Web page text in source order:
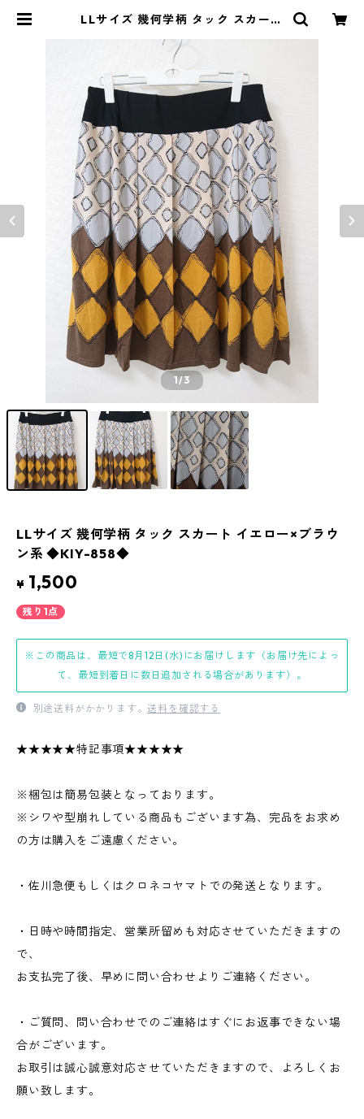
LLサイズ 幾何学柄 タック スカート
| DOLUCK PRODUCE
1/3
LLサイズ 幾何学柄 タック スカート イエロー×ブラウ
ン系 ◆KIY-858◆
¥ 1,500
残り1点
※この商品は、最短で8月12日(水)にお届けします（お届け先によっ
て、最短到着日に数日追加される場合があります）。
別途送料がかかります。送料を確認する
★★★★★特記事項★★★★★
※梱包は簡易包装となっております。
※シワや型崩れしている商品もございます為、完品をお求め
の方は購入をご遠慮ください。
・佐川急便もしくはクロネコヤマトでの発送となります。
・日時や時間指定、営業所留めも対応させていただきますの
で、
お支払完了後、早めに問い合わせよりご連絡ください。
・ご質問、問い合わせでのご連絡はすぐにお返事できない場
合がございます。
お取引は誠心誠意対応させていただきますので、よろしくお
願い致します。